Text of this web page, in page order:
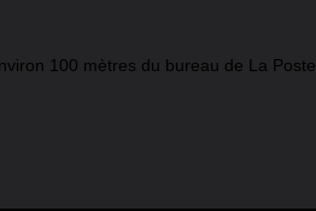
100 mètres du bureau de La Poste